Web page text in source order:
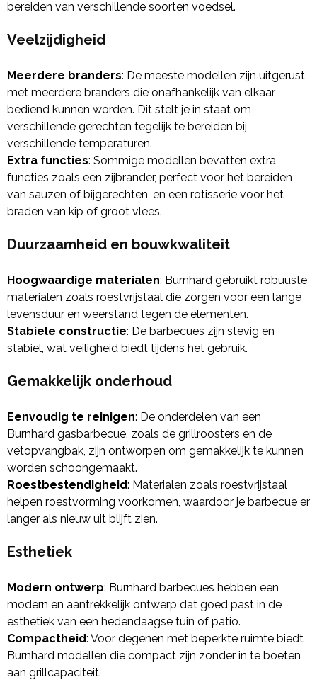
bereiden van verschillende soorten voedsel.
Veelzijdigheid
Meerdere branders: De meeste modellen zijn uitgerust
met meerdere branders die onafhankelijk van elkaar
bediend kunnen worden. Dit stelt je in staat om
verschillende gerechten tegelijk te bereiden bij
verschillende temperaturen.
Extra functies: Sommige modellen bevatten extra
functies zoals een zijbrander, perfect voor het bereiden
van sauzen of bijgerechten, en een rotisserie voor het
braden van kip of groot vlees.
Duurzaamheid en bouwkwaliteit
Hoogwaardige materialen: Burnhard gebruikt robuuste
materialen zoals roestvrijstaal die zorgen voor een lange
levensduur en weerstand tegen de elementen.
Stabiele constructie: De barbecues zijn stevig en
stabiel, wat veiligheid biedt tijdens het gebruik.
Gemakkelijk onderhoud
Eenvoudig te reinigen: De onderdelen van een
Burnhard gasbarbecue, zoals de grillroosters en de
vetopvangbak, zijn ontworpen om gemakkelijk te kunnen
worden schoongemaakt.
Roestbestendigheid: Materialen zoals roestvrijstaal
helpen roestvorming voorkomen, waardoor je barbecue er
langer als nieuw uit blijft zien.
Esthetiek
Modern ontwerp: Burnhard barbecues hebben een
modern en aantrekkelijk ontwerp dat goed past in de
esthetiek van een hedendaagse tuin of patio.
Compactheid: Voor degenen met beperkte ruimte biedt
Burnhard modellen die compact zijn zonder in te boeten
aan grillcapaciteit.